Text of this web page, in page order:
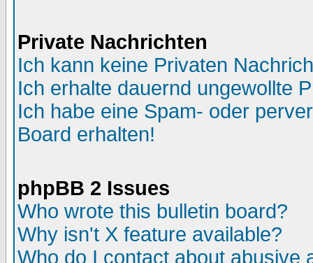
Private Nachrichten
Ich kann keine Privaten
Ich erhalte dauernd ungewollte
Ich habe eine Spam- oder
Board erhalten!
phpBB 2 Issues
Who wrote this bulletin board?
Why isn't X feature available?
Who do I contact about abusive